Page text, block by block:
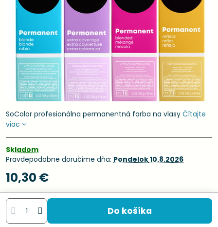
SoColor profesionálna permanentná farba na vlasy Čítajte
viac
Skladom
Pravdepodobne doručíme dňa: Pondelok10.8.2026
10,30 €
Do košíka